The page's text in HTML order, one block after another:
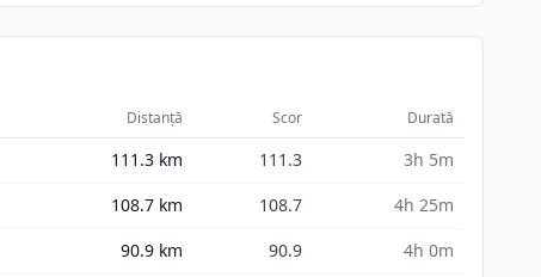
Distanță Scor Durată
111.3 km 111.3
3h 5m
108.7 km 108.7
4h 25m
90.9 km 90.9
4h 0m